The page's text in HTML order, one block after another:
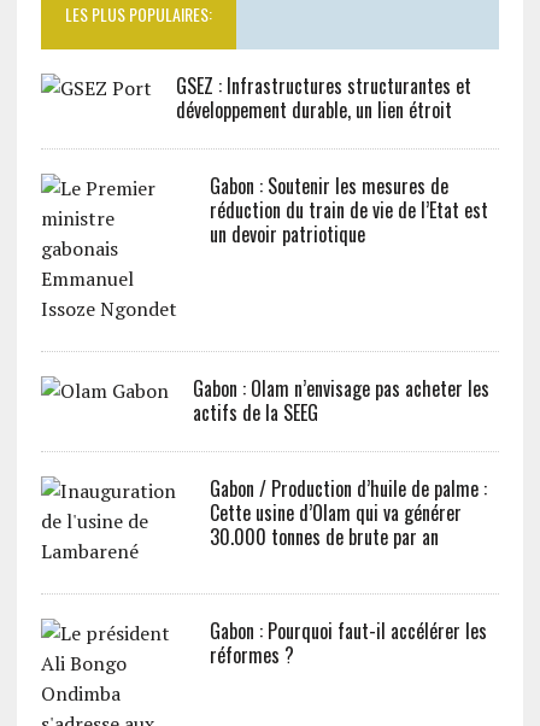
LES PLUS POPULAIRES:
GSEZ : Infrastructures structurantes et
développement durable, un lien étroit
Gabon : Soutenir les mesures de
réduction du train de vie de l’Etat est
un devoir patriotique
Gabon : Olam n’envisage pas acheter les
actifs de la SEEG
Gabon / Production d’huile de palme :
Cette usine d’Olam qui va générer
30.000 tonnes de brute par an
Gabon : Pourquoi faut-il accélérer les
réformes ?